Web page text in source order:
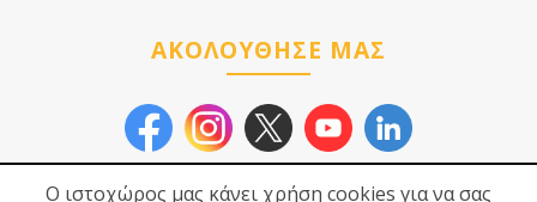
ΑΚΟΛΟΥΘΗΣΕ ΜΑΣ
Ο ιστοχώρος μας κάνει χρήση cookies για να σας